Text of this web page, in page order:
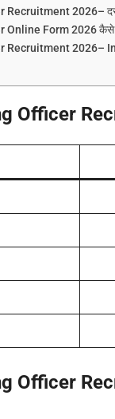
Recruitment 2026–
Online Form 2026 कैसे
Recruitment 2026–
Officer
Officer